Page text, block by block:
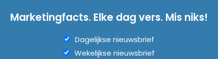
Marketingfacts. Elke dag vers. Mis niks!
Dagelijkse nieuwsbrief
Wekelijkse nieuwsbrief